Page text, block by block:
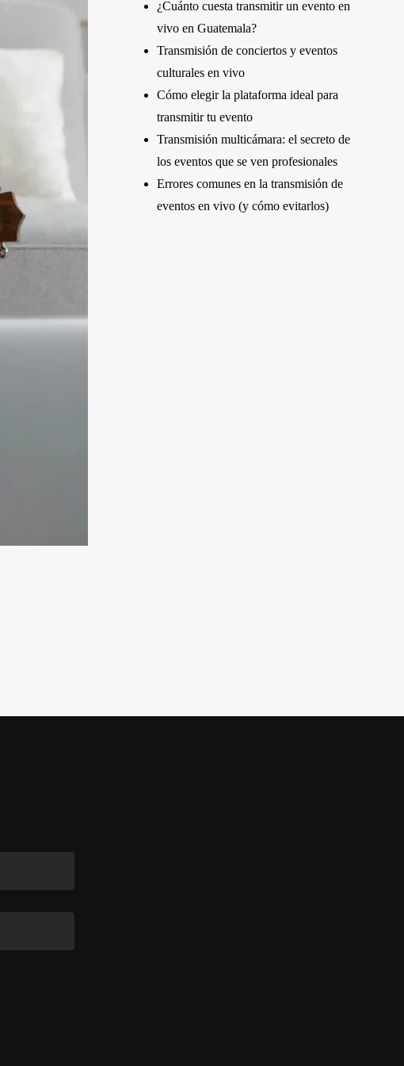
¿Cuánto cuesta transmitir un evento en
vivo en Guatemala?
Transmisión de conciertos y eventos
culturales en vivo
Cómo elegir la plataforma ideal para
transmitir tu evento
Transmisión multicámara: el secreto de
los eventos que se ven profesionales
Errores comunes en la transmisión de
eventos en vivo (y cómo evitarlos)